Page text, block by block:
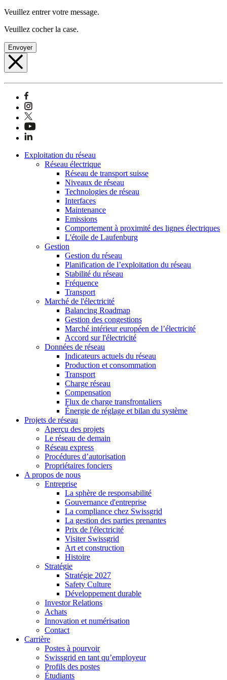
Veuillez entrer votre message.
Veuillez cocher la case.
Envoyer
Exploitation du réseau
Réseau électrique
Réseau de transport suisse
Niveaux de réseau
Technologies de réseau
Interfaces
Maintenance
Emissions
Comportement à proximité des lignes électriques
L'étoile de Laufenburg
Gestion
Gestion du réseau
Planification de l’exploitation du réseau
Stabilité du réseau
Fréquence
Transport
Marché de l'électricité
Balancing Roadmap
Gestion des congestions
Marché intérieur européen de l’électricité
Accord sur l'électricité
Données de réseau
Indicateurs actuels du réseau
Production et consommation
Transport
Charge réseau
Compensation
Flux de charge transfrontaliers
Énergie de réglage et bilan du système
Projets de réseau
Aperçu des projets
Le réseau de demain
Réseau express
Procédures d’autorisation
Propriétaires fonciers
A propos de nous
Entreprise
La sphère de responsabilité
Gouvernance d'entreprise
La compliance chez Swissgrid
La gestion des parties prenantes
Prix de l'électricité
Visiter Swissgrid
Art et construction
Histoire
Stratégie
Stratégie 2027
Safety Culture
Développement durable
Investor Relations
Achats
Innovation et numérisation
Contact
Carrière
Postes à pourvoir
Swissgrid en tant qu’employeur
Profils des postes
Étudiants